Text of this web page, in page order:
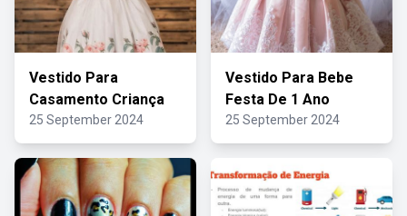
Vestido Para
Casamento Criança
25 September 2024
Vestido Para Bebe
Festa De 1 Ano
25 September 2024